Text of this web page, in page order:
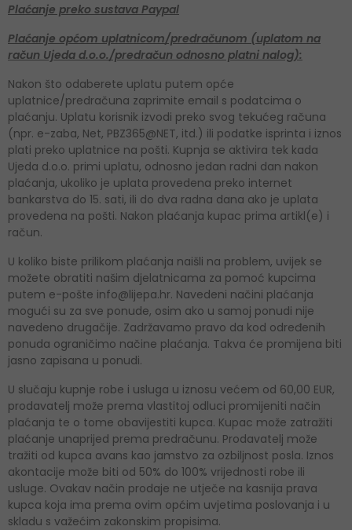
Plaćanje preko sustava Paypal
Plaćanje općom uplatnicom/predračunom (uplatom na
račun Ujeda d.o.o./predračun odnosno platni nalog):
Nakon što odaberete uplatu putem opće
uplatnice/predračuna zaprimite email s podatcima o
plaćanju. Uplatu korisnik izvodi preko svog tekućeg računa
(npr. e-zaba, Net, PBZ365@NET, itd.) ili podatke isprinta i iznos
plati preko uplatnice na pošti. Kupnja se aktivira tek kada
Ujeda d.o.o. primi uplatu, odnosno jedan radni dan nakon
plaćanja, ukoliko je uplata provedena preko internet
bankarstva do 15. sati, ili do dva radna dana ako je uplata
provedena na pošti. Nakon plaćanja kupac prima artikl(e) i
račun.
U koliko biste prilikom plaćanja naišli na problem, uvijek se
možete obratiti našim djelatnicama za pomoć kupcima
putem e-pošte info@lijepa.hr. Navedeni načini plaćanja
mogući su za sve ponude, osim ako u samoj ponudi nije
navedeno drugačije. Zadržavamo pravo da kod određenih
ponuda ograničimo načine plaćanja. Takva će promijena biti
jasno zapisana u ponudi.
U slučaju kupnje robe i usluga u iznosu većem od 60,00 EUR,
prodavatelj može prema vlastitoj odluci promijeniti način
plaćanja te o tome obavijestiti kupca. Kupac može zatražiti
plaćanje unaprijed prema predračunu. Prodavatelj može
tražiti od kupca avans kao jamstvo za ozbiljnost posla. Iznos
akontacije može biti od 50% do 100% vrijednosti robe ili
usluge. Ovakav način prodaje ne utječe na kasnija prava
kupca koja ima prema ovim općim uvjetima poslovanja i u
skladu s važećim zakonskim propisima.